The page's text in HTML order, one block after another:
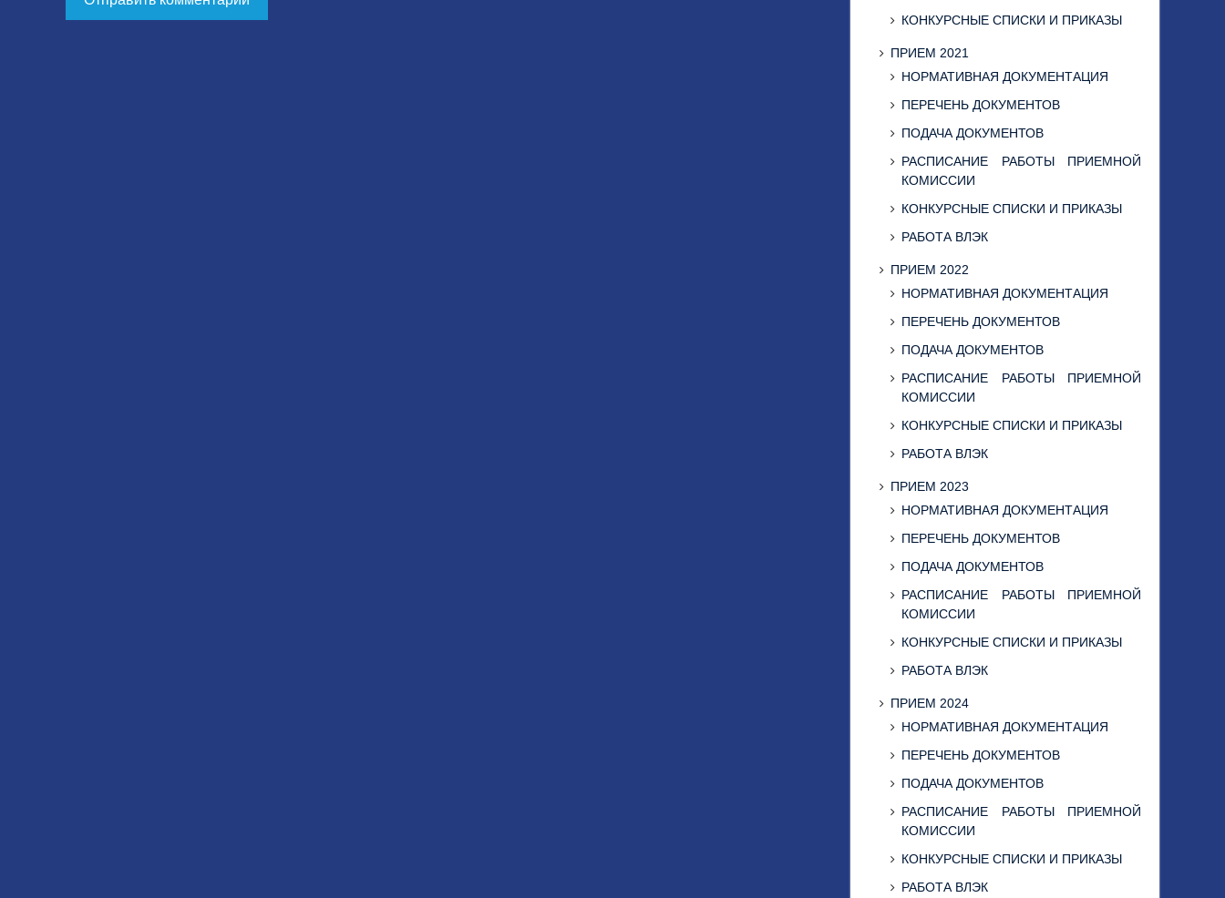
КОНКУРСНЫЕ СПИСКИ И ПРИКАЗЫ
ПРИЕМ 2021
НОРМАТИВНАЯ ДОКУМЕНТАЦИЯ
ПЕРЕЧЕНЬ ДОКУМЕНТОВ
ПОДАЧА ДОКУМЕНТОВ
РАСПИСАНИЕ РАБОТЫ ПРИЕМНОЙ
КОМИССИИ
КОНКУРСНЫЕ СПИСКИ И ПРИКАЗЫ
РАБОТА ВЛЭК
ПРИЕМ 2022
НОРМАТИВНАЯ ДОКУМЕНТАЦИЯ
ПЕРЕЧЕНЬ ДОКУМЕНТОВ
ПОДАЧА ДОКУМЕНТОВ
РАСПИСАНИЕ РАБОТЫ ПРИЕМНОЙ
КОМИССИИ
КОНКУРСНЫЕ СПИСКИ И ПРИКАЗЫ
РАБОТА ВЛЭК
ПРИЕМ 2023
НОРМАТИВНАЯ ДОКУМЕНТАЦИЯ
ПЕРЕЧЕНЬ ДОКУМЕНТОВ
ПОДАЧА ДОКУМЕНТОВ
РАСПИСАНИЕ РАБОТЫ ПРИЕМНОЙ
КОМИССИИ
КОНКУРСНЫЕ СПИСКИ И ПРИКАЗЫ
РАБОТА ВЛЭК
ПРИЕМ 2024
НОРМАТИВНАЯ ДОКУМЕНТАЦИЯ
ПЕРЕЧЕНЬ ДОКУМЕНТОВ
ПОДАЧА ДОКУМЕНТОВ
РАСПИСАНИЕ РАБОТЫ ПРИЕМНОЙ
КОМИССИИ
КОНКУРСНЫЕ СПИСКИ И ПРИКАЗЫ
РАБОТА ВЛЭК